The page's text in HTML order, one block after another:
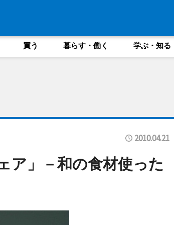
買う 暮らす・働く 学ぶ・知る
2010.04.21
ア」－和の食材使った